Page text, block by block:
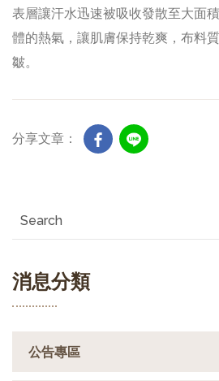
消息分類
公告專區
表層讓汗水迅速被吸收發散至大面
體的熱氣，讓肌膚保持乾爽，布料
皺。
分享文章：